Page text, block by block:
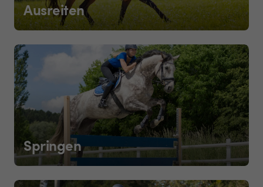
Ausreiten
Springen